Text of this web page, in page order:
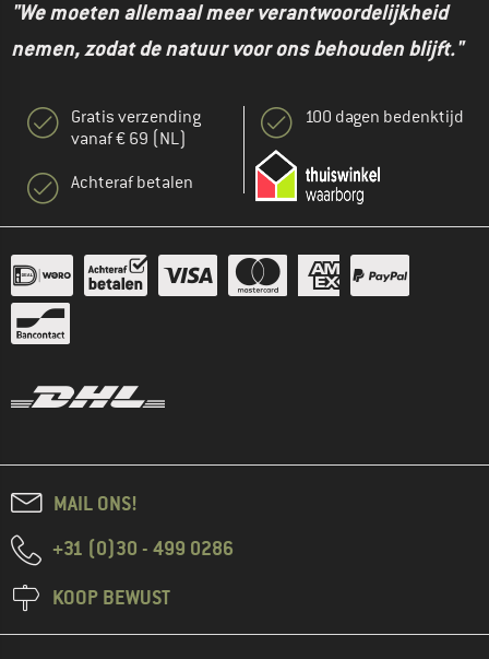
"We moeten allemaal meer verantwoordelijkheid
nemen, zodat de natuur voor ons behouden blijft."
Gratis verzending
vanaf € 69 (NL)
Achteraf betalen
100 dagen bedenktijd
MAIL ONS!
+31 (0)30 - 499 0286
KOOP BEWUST